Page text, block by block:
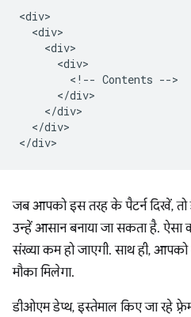
<div>
  <div>
    <div>
      <div>
        <!-- Contents -->
      </div>
    </div>
  </div>
जब आपको इस तरह के पैटर्न दिखें,
उन्हें आसान बनाया जा सकता है.
संख्या कम हो जाएगी. साथ ही,
मौका मिलेगा.
डीओएम डेप्थ, इस्तेमाल किए जा रहे